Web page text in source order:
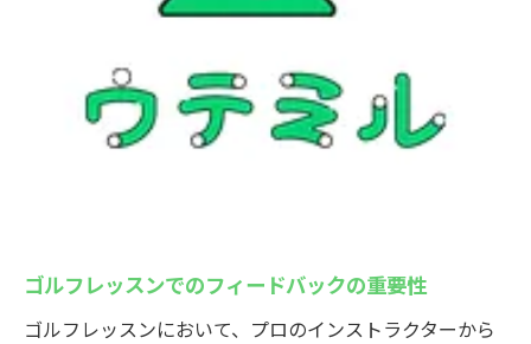
ゴルフレッスンでのフィードバックの重要性
ゴルフレッスンにおいて、プロのインストラクターから